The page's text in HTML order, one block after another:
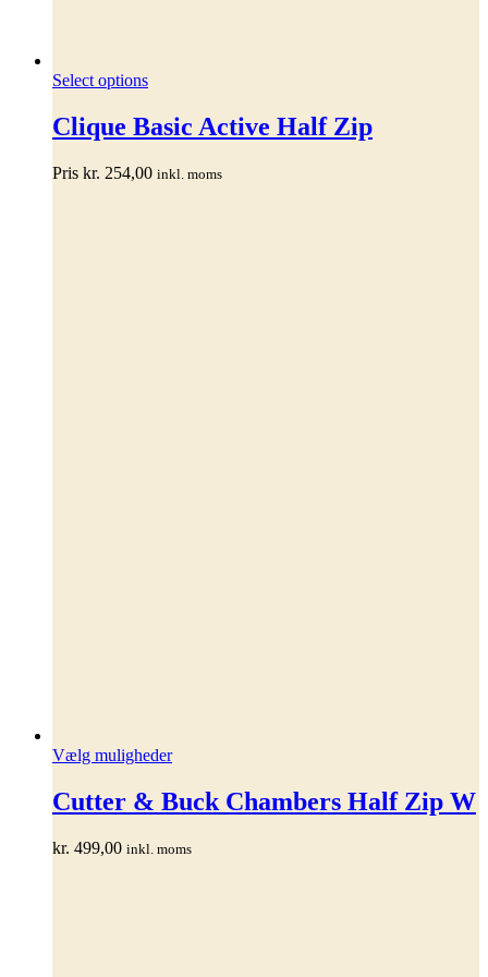
Select optionsDette
har
flere
Mulighederne
Clique Basic Active Half Zip
Pris kr. 254,00 inkl. moms
Vælg mulighederDette
har
flere
Mulighederne
Cutter & Buck Chambers Half Zip W
kr. 499,00 inkl. moms